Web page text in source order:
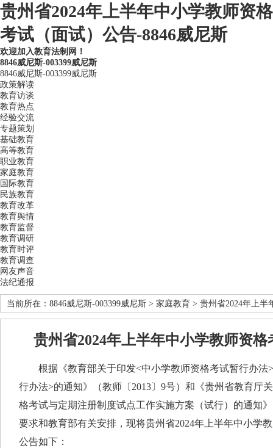
贵州省2024年上半年中小学教师资格
考试（面试）公告-8846威尼斯
欢迎加入教育法制网！
8846威尼斯-003399威尼斯
8846威尼斯-003399威尼斯
政策解读
教育访谈
教育热点
经验交流
专题策划
基础教育
高等教育
职业教育
家庭教育
国际教育
民族教育
教育改革
教育舆情
教育监督
教育调研
教育时评
教育调查
网友声音
法纪通报
当前所在： 8846威尼斯-003399威尼斯 > 家庭教育 > 贵州省2024年上半
贵州省2024年上半年中小学教师资
根据《教育部关于印发<中小学教师资格考试暂行办法
行办法>的通知》（教师〔2013〕9号）和《贵州省教育厅
格考试与定期注册制度试点工作实施方案（试行）的通知
要求和教育部有关安排，现将贵州省2024年上半年中小学
公告如下：